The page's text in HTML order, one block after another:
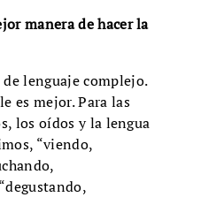
manera de hacer la
lenguaje complejo.
es mejor. Para las
los oídos y la lengua
“viendo,